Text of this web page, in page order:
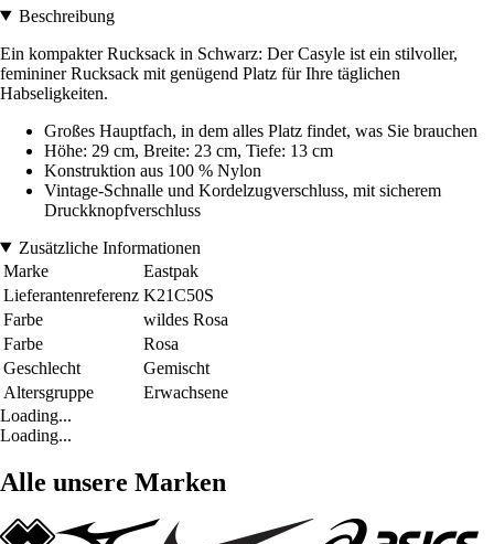
Beschreibung
Ein kompakter Rucksack in Schwarz: Der Casyle ist ein stilvoller,
femininer Rucksack mit genügend Platz für Ihre täglichen
Habseligkeiten.
Großes Hauptfach, in dem alles Platz findet, was Sie brauchen
Höhe: 29 cm, Breite: 23 cm, Tiefe: 13 cm
Konstruktion aus 100 % Nylon
Vintage-Schnalle und Kordelzugverschluss, mit sicherem
Druckknopfverschluss
Zusätzliche Informationen
Marke
Eastpak
Lieferantenreferenz K21C50S
Farbe
wildes Rosa
Farbe
Rosa
Geschlecht
Gemischt
Altersgruppe
Erwachsene
Loading...
Loading...
Alle unsere Marken